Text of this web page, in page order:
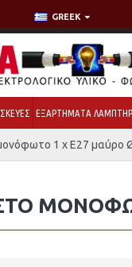
GREEK
ΕΞΑΡΤΗΜΑΤΑ
1 x Ε27 μαύρο